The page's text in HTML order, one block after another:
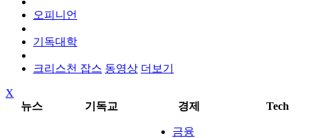
오피니언
기독대학
크리스천 잡스 동영상 더보기
X
뉴스
기독교 경제 Tech
금융